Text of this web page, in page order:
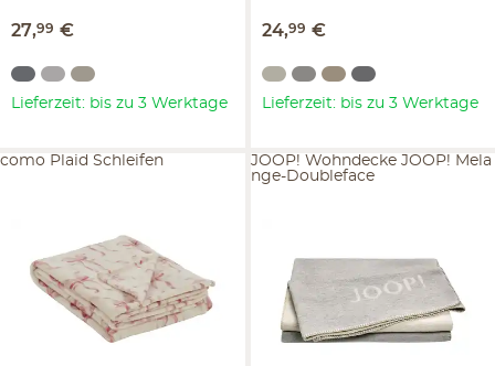
27,99 €
Lieferzeit: bis zu 3 Werktage
24,99 €
Lieferzeit: bis zu 3 Werktage
como Plaid Schleifen
JOOP! Wohndecke JOOP! Mela
nge-Doubleface